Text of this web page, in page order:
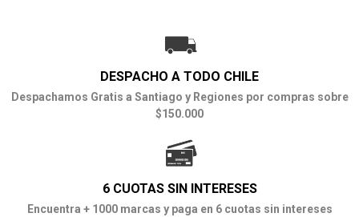
DESPACHO A TODO CHILE
Despachamos Gratis a Santiago y Regiones por compras sobre
$150.000
6 CUOTAS SIN INTERESES
Encuentra + 1000 marcas y paga en 6 cuotas sin intereses